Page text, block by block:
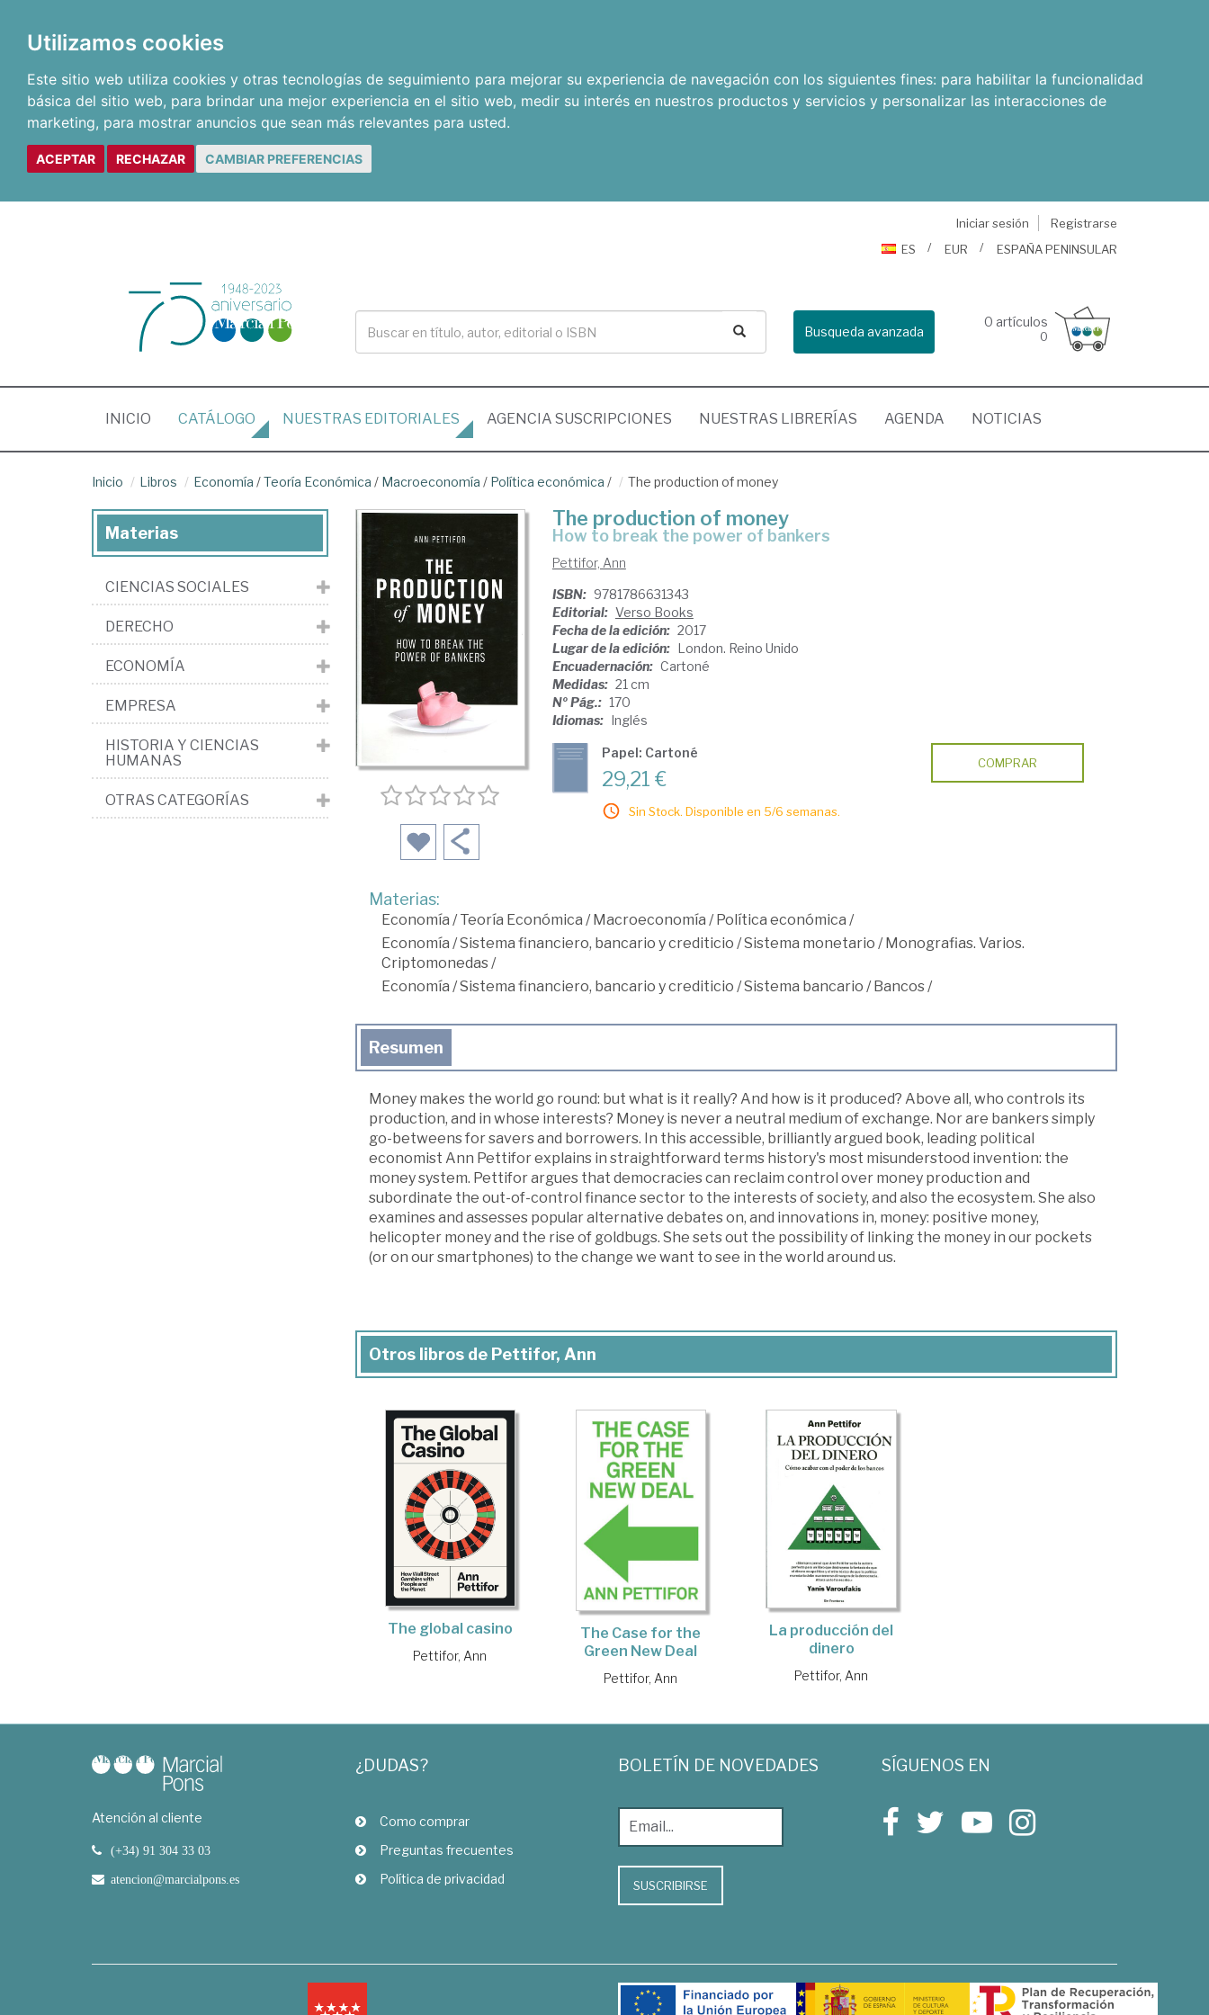
Utilizamos cookies
Este sitio web utiliza cookies y otras tecnologías de seguimiento para mejorar su experiencia de navegación con los siguientes fines: para habilitar la funcionalidad
básica del sitio web, para brindar una mejor experiencia en el sitio web, medir su interés en nuestros productos y servicios y personalizar las interacciones de
marketing, para mostrar anuncios que sean más relevantes para usted.
ACEPTAR RECHAZAR CAMBIAR PREFERENCIAS
Iniciar sesión
Registrarse
ES
EUR ESPAÑA PENINSULAR
Busqueda avanzada
0 artículos
0
INICIO (CURRENT)
CATÁLOGO NUESTRAS EDITORIALES AGENCIA SUSCRIPCIONES NUESTRAS LIBRERÍAS AGENDA NOTICIAS
Inicio Libros Economía /Teoría Económica / Macroeconomía / Política económica / The production of money
The production of money
how to break the power of bankers
Pettifor, Ann
ISBN: 9781786631343
Editorial: Verso Books
Fecha de la edición: 2017
Lugar de la edición: London. Reino Unido
Encuadernación: Cartoné
Medidas: 21 cm
Nº Pág.: 170
Idiomas: Inglés
Papel: Cartoné
29,21 €
Sin Stock. Disponible en 5/6 semanas.
COMPRAR
Materias:
Economía /Teoría Económica /Macroeconomía /Política económica /
Economía /Sistema financiero, bancario y crediticio /Sistema monetario /Monografias. Varios.
Criptomonedas/
Economía /Sistema financiero, bancario y crediticio /Sistema bancario /Bancos/
Resumen
Money makes the world go round: but what is it really? And how is it produced? Above all, who controls its
production, and in whose interests? Money is never a neutral medium of exchange. Nor are bankers simply
go-betweens for savers and borrowers. In this accessible, brilliantly argued book, leading political
economist Ann Pettifor explains in straightforward terms history's most misunderstood invention: the
money system. Pettifor argues that democracies can reclaim control over money production and
subordinate the out-of-control finance sector to the interests of society, and also the ecosystem. She also
examines and assesses popular alternative debates on, and innovations in, money: positive money,
helicopter money and the rise of goldbugs. She sets out the possibility of linking the money in our pockets
(or on our smartphones) to the change we want to see in the world around us.
Otros libros de Pettifor, Ann
The global casino
Pettifor, Ann
The Case for the
Green New Deal
Pettifor, Ann
La producción del
dinero
Pettifor, Ann
Materias
CIENCIAS SOCIALES
DERECHO
ECONOMÍA
EMPRESA
HISTORIA Y CIENCIAS
HUMANAS
OTRAS CATEGORÍAS
Atención al cliente
(+34) 91 304 33 03
atencion@marcialpons.es
¿DUDAS?
Como comprar
Preguntas frecuentes
Política de privacidad
BOLETÍN DE NOVEDADES
SUSCRIBIRSE
SÍGUENOS EN